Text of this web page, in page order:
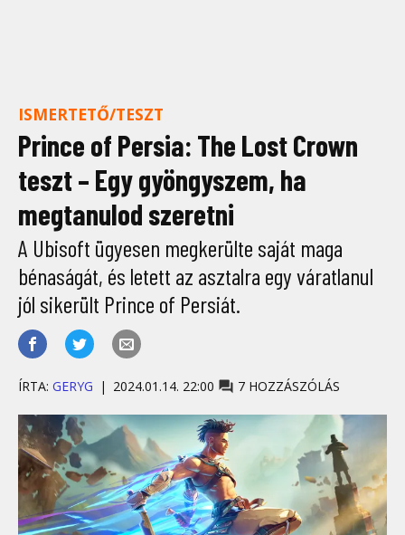
ISMERTETŐ/TESZT
Prince of Persia: The Lost Crown
teszt – Egy gyöngyszem, ha
megtanulod szeretni
A Ubisoft ügyesen megkerülte saját maga
bénaságát, és letett az asztalra egy váratlanul
jól sikerült Prince of Persiát.
ÍRTA: GERYG 2024.01.14. 22:00 7 HOZZÁSZÓLÁS